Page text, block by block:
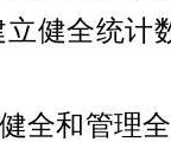
健全统计
全和管理